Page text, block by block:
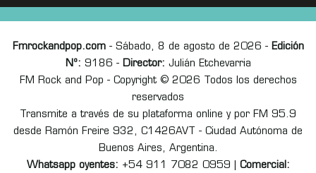
Fmrockandpop.com- Sábado, 8 de agosto de 2026 - Edición
Nº: 9186 - Director: Julián Etchevarria
FM Rock and Pop - Copyright © 2026 Todos los derechos
reservados
Transmite a través de su plataforma online y por FM 95.9
desde Ramón Freire 932, C1426AVT - Ciudad Autónoma de
Buenos Aires, Argentina.
Whatsapp oyentes: +54 911 7082 0959 | Comercial: